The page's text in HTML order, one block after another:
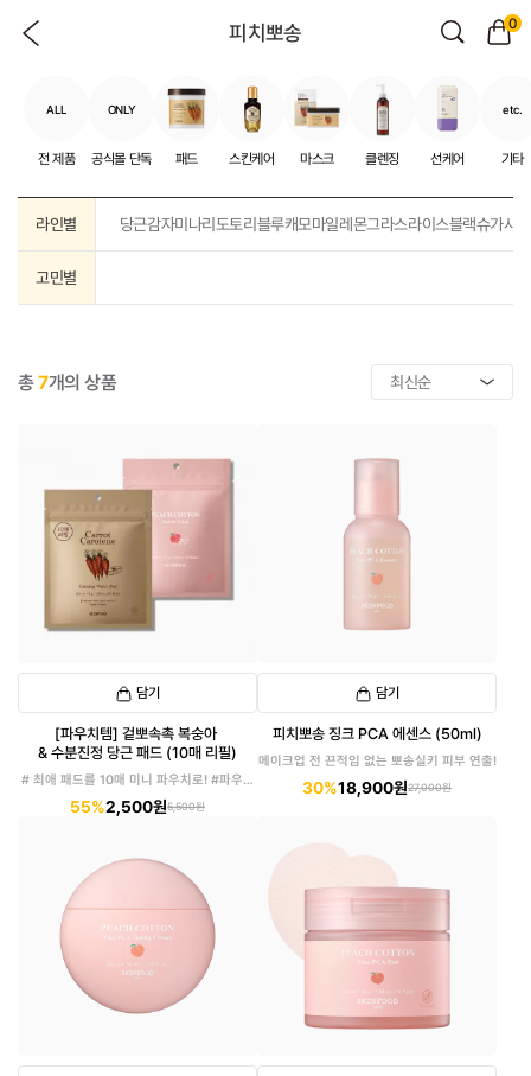
피치뽀송 0
ALL
전 제품
ONLY
공식몰 단독 패드 스킨케어 마스크 클렌징 선케어
etc.
기타
라인별 당근감자미나리도토리블루캐모마일레몬그라스라이스블랙슈가샤
고민별
총7개의 상품
담기
[파우치템] 겉뽀속촉 복숭아
& 수분진정 당근 패드 (10매 리필)
# 최애 패드를 10매 미니 파우치로! #파우치
55%2,500원5,500원
담기
피치뽀송 징크 PCA 에센스 (50ml)
메이크업 전 끈적임 없는 뽀송실키 피부 연출!
30%18,900원27,000원